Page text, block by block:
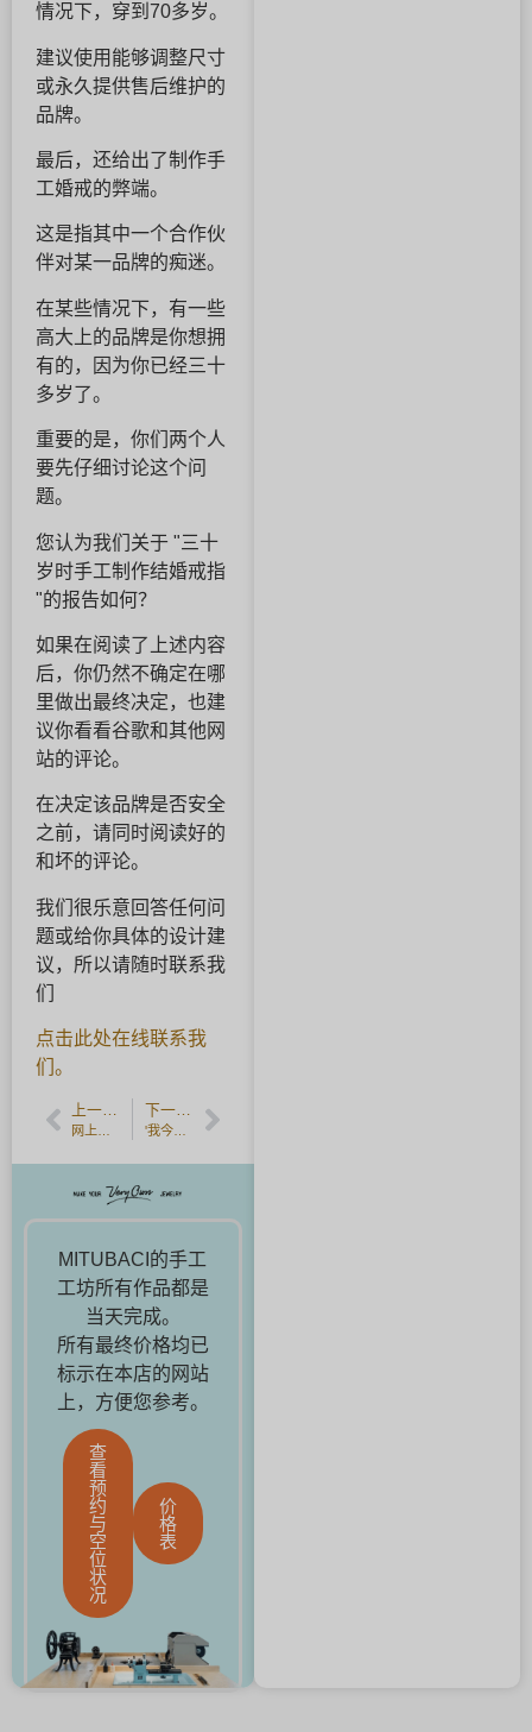
情况下，穿到70多岁。
建议使用能够调整尺寸
或永久提供售后维护的
品牌。
最后，还给出了制作手
工婚戒的弊端。
这是指其中一个合作伙
伴对某一品牌的痴迷。
在某些情况下，有一些
高大上的品牌是你想拥
有的，因为你已经三十
多岁了。
重要的是，你们两个人
要先仔细讨论这个问
题。
您认为我们关于 "三十
岁时手工制作结婚戒指
"的报告如何？
如果在阅读了上述内容
后，你仍然不确定在哪
里做出最终决定，也建
议你看看谷歌和其他网
站的评论。
在决定该品牌是否安全
之前，请同时阅读好的
和坏的评论。
我们很乐意回答任何问
题或给你具体的设计建
议，所以请随时联系我
们
点击此处在线联系我
们。
上一篇文章
网上订制。手工制作的婚礼和订婚戒指由工匠量身定做。
下一篇文章
'我今天爱上你了''你到我们店里来约会了。
MITUBACI的手工
工坊所有作品都是
当天完成。
所有最终价格均已
标示在本店的网站
上，方便您参考。
查
看
预
约
与
空
位
状
况
价
格
表